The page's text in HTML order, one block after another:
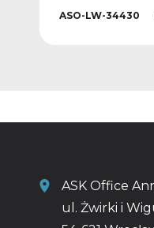
ASO-LW-34430
ASK Office
ul. Żwirki i